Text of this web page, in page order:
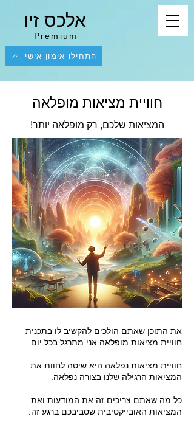
אלכס זיו
Premium
התחילו אימון אישי
חוויית מציאות מופלאה
המציאות שלכם, רק מופלאה יותר!
את התוכן שאתם הולכים להקשיב לו בתכנית
חוויית מציאות מופלאה אני מתרגל בכל יום.
חוויית מציאות נפלאה היא שיטה לחוות את
המציאות הרגילה שלנו בצורה נפלאה.
כל מה שאתם צריכים זה את המודעות ואת
המציאות האובייקטיבית שסביבכם ברגע זה.